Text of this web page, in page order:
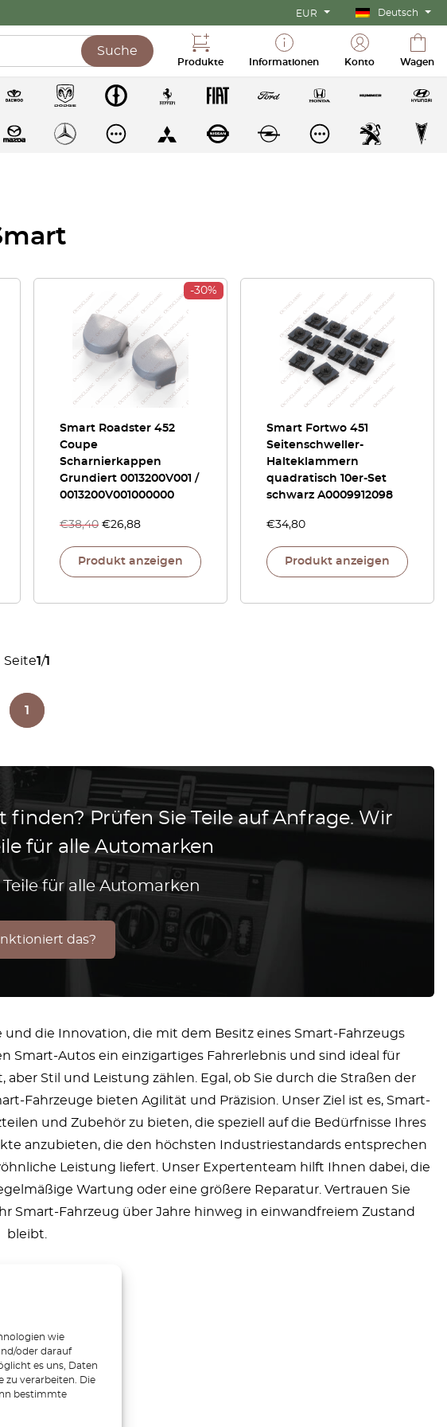
wie
oder darauf
es uns, Daten
zu verarbeiten. Die
bestimmte
EUR Deutsch
Suche
Produkte Informationen Konto Wagen
-30%
Smart Roadster 452
Coupe
Scharnierkappen
Grundiert 0013200V001 /
0013200V001000000
€38,40 €26,88
Produkt anzeigen
Smart Fortwo 451
Seitenschweller-
Halteklammern
quadratisch 10er-Set
schwarz A0009912098
€34,80
Produkt anzeigen
Seite1/1
1
Prüfen Sie Teile auf Anfrage. Wir
für alle Automarken
für alle Automarken
das?
die Innovation, die mit dem Besitz eines Smart-Fahrzeugs
Smart-Autos ein einzigartiges Fahrerlebnis und sind ideal für
Stil und Leistung zählen. Egal, ob Sie durch die Straßen der
Fahrzeuge bieten Agilität und Präzision. Unser Ziel ist es, Smart-
und Zubehör zu bieten, die speziell auf die Bedürfnisse Ihres
anzubieten, die den höchsten Industriestandards entsprechen
Leistung liefert. Unser Expertenteam hilft Ihnen dabei, die
Wartung oder eine größere Reparatur. Vertrauen Sie
Smart-Fahrzeug über Jahre hinweg in einwandfreiem Zustand
bleibt.